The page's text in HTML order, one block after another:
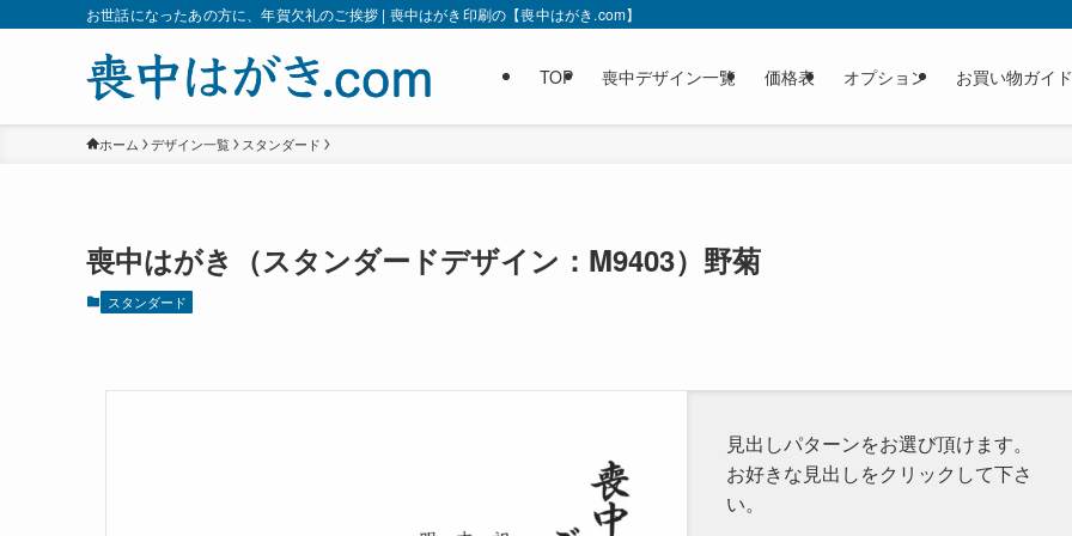
お世話になったあの方に、年賀欠礼のご挨拶 | 喪中はがき印刷の【喪中はがき.com】
TOP 喪中デザイン一覧 価格表 オプション お買い物ガイド
ホーム デザイン一覧 スタンダード
喪中はがき（スタンダードデザイン：M9403）野菊
スタンダード
見出しパターンをお選び頂けます。
お好きな見出しをクリックして下さ
い。